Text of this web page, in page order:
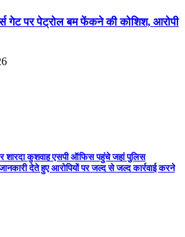
गेट पर पेट्रोल बम फेंकने की कोशिश, आरोपी
शारदा कुशवाह एसपी ऑफिस पहुंचे जहां पुलिस
देते हुए आरोपियों पर जल्द से जल्द कार्रवाई करने